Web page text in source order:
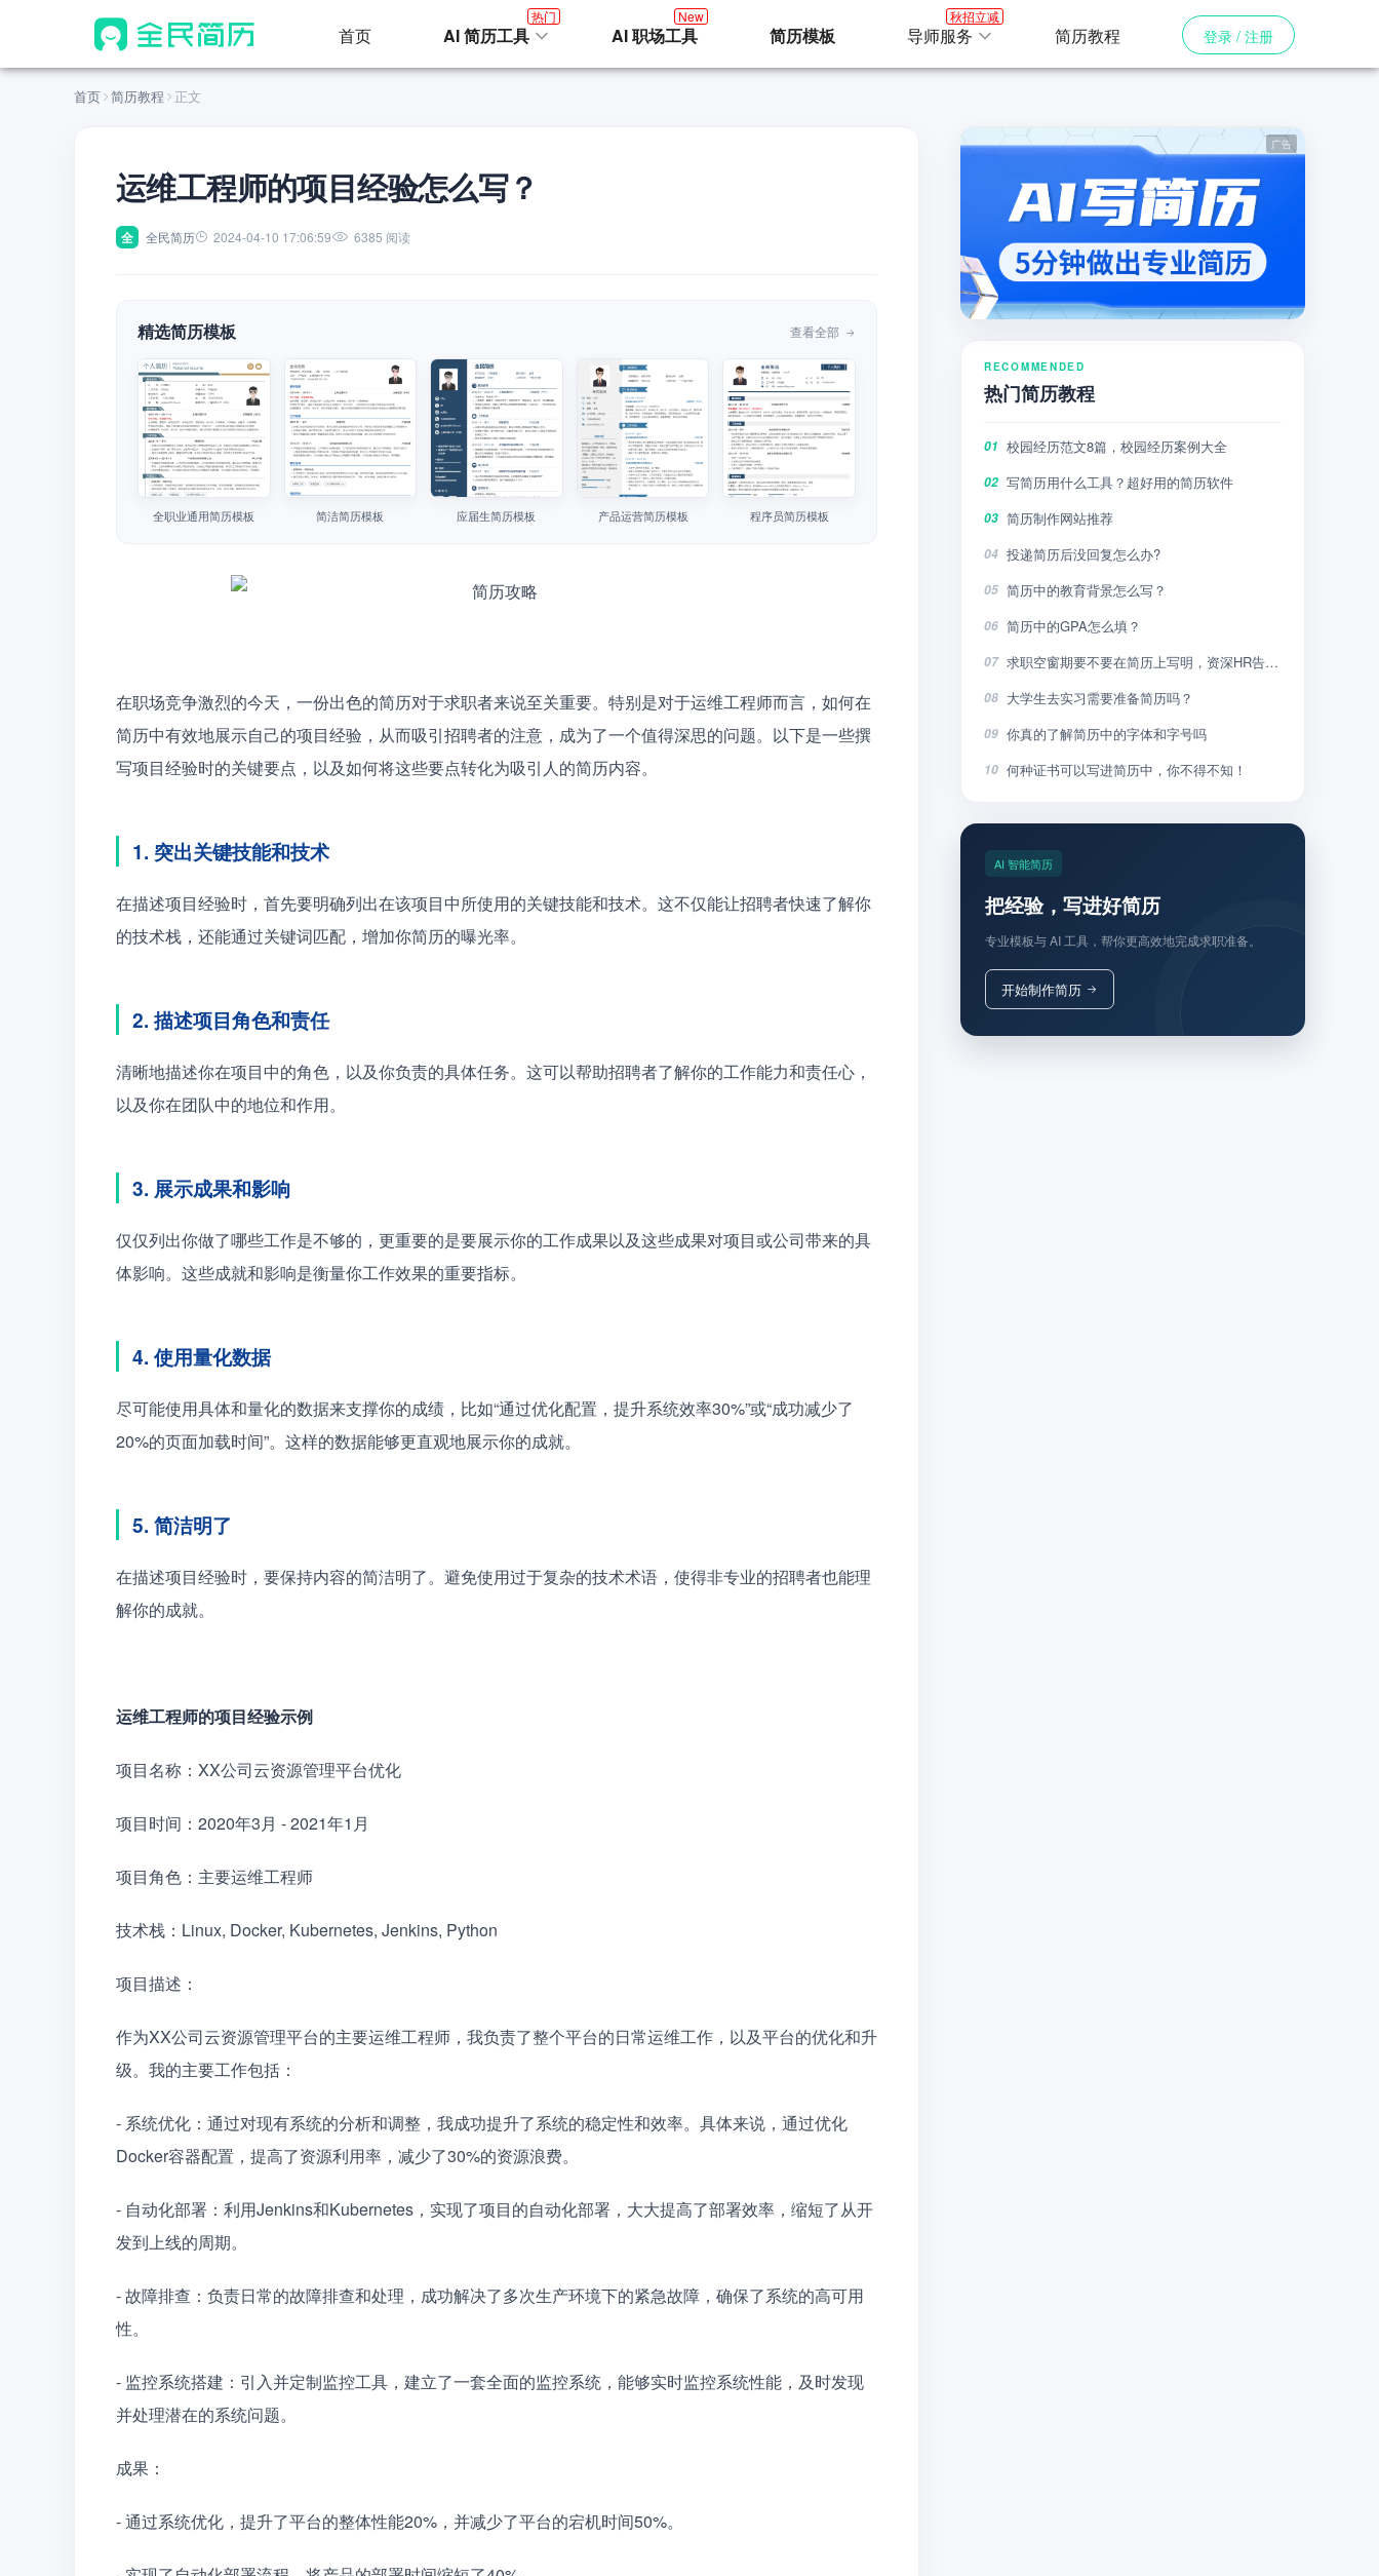
首页 AI 简历工具
热门
AI 职场工具
New
简历模板 导师服务
秋招立减
简历教程 登录 / 注册
首页 简历教程 正文
运维工程师的项目经验怎么写？
全 全民简历 2024-04-10 17:06:59 6385 阅读
精选简历模板 查看全部
全职业通用简历模板 简洁简历模板 应届生简历模板 产品运营简历模板 程序员简历模板
在职场竞争激烈的今天，一份出色的简历对于求职者来说至关重要。特别是对于运维工程师而言，如何在
简历中有效地展示自己的项目经验，从而吸引招聘者的注意，成为了一个值得深思的问题。以下是一些撰
写项目经验时的关键要点，以及如何将这些要点转化为吸引人的简历内容。
1. 突出关键技能和技术
在描述项目经验时，首先要明确列出在该项目中所使用的关键技能和技术。这不仅能让招聘者快速了解你
的技术栈，还能通过关键词匹配，增加你简历的曝光率。
2. 描述项目角色和责任
清晰地描述你在项目中的角色，以及你负责的具体任务。这可以帮助招聘者了解你的工作能力和责任心，
以及你在团队中的地位和作用。
3. 展示成果和影响
仅仅列出你做了哪些工作是不够的，更重要的是要展示你的工作成果以及这些成果对项目或公司带来的具
体影响。这些成就和影响是衡量你工作效果的重要指标。
4. 使用量化数据
尽可能使用具体和量化的数据来支撑你的成绩，比如“通过优化配置，提升系统效率30%”或“成功减少了
20%的页面加载时间”。这样的数据能够更直观地展示你的成就。
5. 简洁明了
在描述项目经验时，要保持内容的简洁明了。避免使用过于复杂的技术术语，使得非专业的招聘者也能理
解你的成就。
运维工程师的项目经验示例
项目名称：XX公司云资源管理平台优化
项目时间：2020年3月 - 2021年1月
项目角色：主要运维工程师
技术栈：Linux, Docker, Kubernetes, Jenkins, Python
项目描述：
作为XX公司云资源管理平台的主要运维工程师，我负责了整个平台的日常运维工作，以及平台的优化和升
级。我的主要工作包括：
- 系统优化：通过对现有系统的分析和调整，我成功提升了系统的稳定性和效率。具体来说，通过优化
Docker容器配置，提高了资源利用率，减少了30%的资源浪费。
- 自动化部署：利用Jenkins和Kubernetes，实现了项目的自动化部署，大大提高了部署效率，缩短了从开
发到上线的周期。
- 故障排查：负责日常的故障排查和处理，成功解决了多次生产环境下的紧急故障，确保了系统的高可用
性。
- 监控系统搭建：引入并定制监控工具，建立了一套全面的监控系统，能够实时监控系统性能，及时发现
并处理潜在的系统问题。
成果：
- 通过系统优化，提升了平台的整体性能20%，并减少了平台的宕机时间50%。
RECOMMENDED
热门简历教程
01 校园经历范文8篇，校园经历案例大全
02 写简历用什么工具？超好用的简历软件
03 简历制作网站推荐
04 投递简历后没回复怎么办?
05 简历中的教育背景怎么写？
06 简历中的GPA怎么填？
07 求职空窗期要不要在简历上写明，资深HR告诉你
08 大学生去实习需要准备简历吗？
09 你真的了解简历中的字体和字号吗
10 何种证书可以写进简历中，你不得不知！
AI 智能简历
把经验，写进好简历
专业模板与 AI 工具，帮你更高效地完成求职准备。
开始制作简历